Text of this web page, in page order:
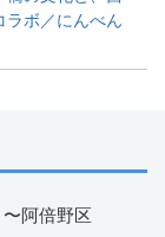
ラボ／にんべん
阿倍野区